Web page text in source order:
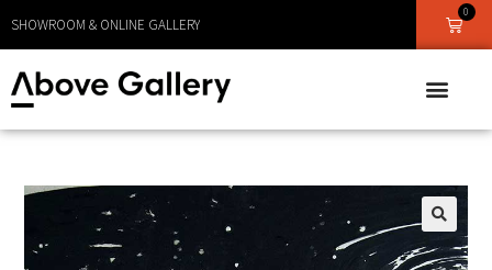
LEVERANS CA 1 - 3 DAGAR
0
🔍